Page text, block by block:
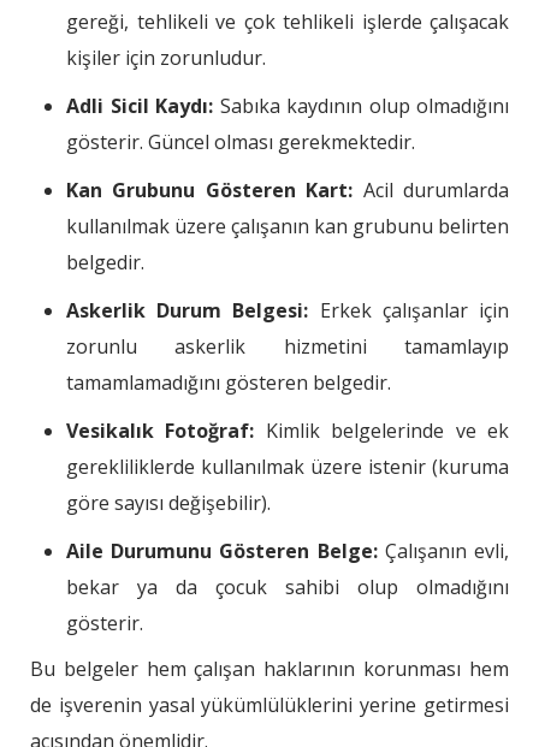
gereği, tehlikeli ve çok tehlikeli işlerde çalışacak
kişiler için zorunludur.
Adli Sicil Kaydı: Sabıka kaydının olup olmadığını
gösterir. Güncel olması gerekmektedir.
Kan Grubunu Gösteren Kart: Acil durumlarda
kullanılmak üzere çalışanın kan grubunu belirten
belgedir.
Askerlik Durum Belgesi: Erkek çalışanlar için
zorunlu askerlik hizmetini tamamlayıp
tamamlamadığını gösteren belgedir.
Vesikalık Fotoğraf: Kimlik belgelerinde ve ek
gerekliliklerde kullanılmak üzere istenir (kuruma
göre sayısı değişebilir).
Aile Durumunu Gösteren Belge:Çalışanın evli,
bekar ya da çocuk sahibi olup olmadığını
gösterir.
Bu belgeler hem çalışan haklarının korunması hem
de işverenin yasal yükümlülüklerini yerine getirmesi
açısından önemlidir.